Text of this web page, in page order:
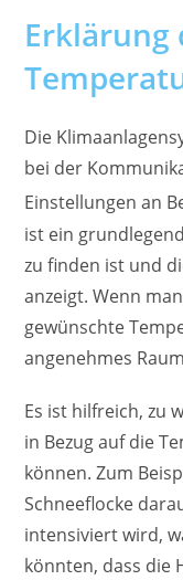
Erklärung
Die
bei der
Einstellungen an
ist ein
zu finden ist und
anzeigt. Wenn
gewünschte
angenehmes
Es ist hilfreich, zu
in Bezug auf die
können. Zum
Schneeflocke
intensiviert wird,
könnten, dass die